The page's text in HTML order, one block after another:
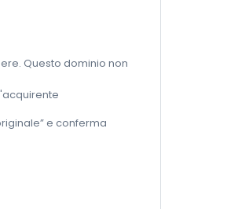
Questo dominio non
e conferma